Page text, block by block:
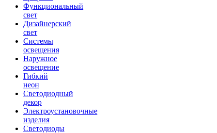
Функциональный
свет
Дизайнерский
свет
Системы
освещения
Наружное
освещение
Гибкий
неон
Светодиодный
декор
Электроустановочные
изделия
Светодиоды